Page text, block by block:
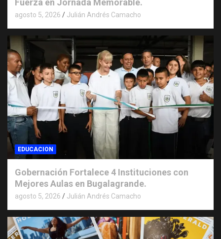
Fuerza en Jornada Memorable.
agosto 5, 2026 Julián Andrés Camacho
EDUCACION
Gobernación Fortalece 4 Instituciones con
Mejores Aulas en Bugalagrande.
agosto 5, 2026 Julián Andrés Camacho